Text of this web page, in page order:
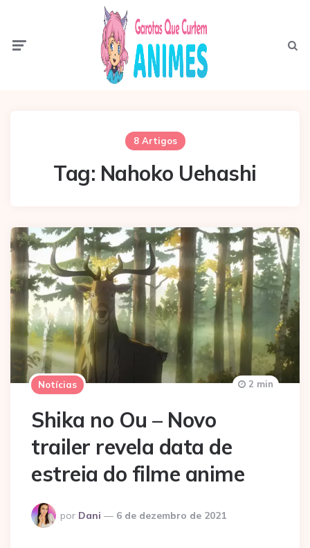
8 Artigos
Tag: Nahoko Uehashi
Notícias
Shika no Ou – Novo
trailer revela data de
estreia do filme anime
Postado
por
por Dani 6 de dezembro de 2021
2 min